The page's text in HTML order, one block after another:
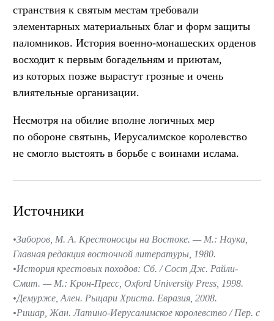
странствия к святым местам требовали
элементарных материальных благ и форм защиты
паломников. История военно-монашеских орденов
восходит к первым богадельням и приютам,
из которых позже вырастут грозные и очень
влиятельные организации.
Несмотря на обилие вполне логичных мер
по обороне святынь, Иерусалимское королевство
не смогло выстоять в борьбе с воинами ислама.
Источники
Заборов, М. А. Крестоносцы на Востоке. — М.: Наука,
Главная редакция восточной литературы, 1980.
История крестовых походов: Сб. / Сост Дж. Райли-
Смит. — М.: Крон-Пресс, Oxford University Press, 1998.
Демурже, Ален. Рыцари Христа. Евразия, 2008.
Ришар, Жан. Латино-Иерусалимское королевство / Пер. с